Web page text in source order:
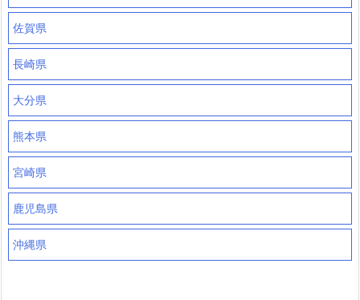
佐賀県
長崎県
大分県
熊本県
宮崎県
鹿児島県
沖縄県